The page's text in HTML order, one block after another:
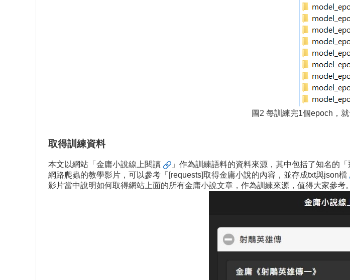
圖2 每訓練完1個epoch，
取得訓練資料
本文以網站「 金庸小說線上閱讀
」作為訓練語料的資料來源，其中包括了知名的
網路爬蟲的教學影片，可以參考「 [requests]取得金庸小說的內容，並存成txt與json檔
影片當中說明如何取得網站上面的所有金庸小說文章，作為訓練來源，值得大家參考